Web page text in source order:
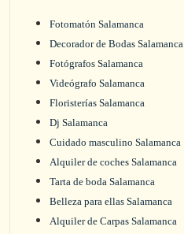
Fotomatón Salamanca
Decorador de Bodas Salamanca
Fotógrafos Salamanca
Videógrafo Salamanca
Floristerías Salamanca
Dj Salamanca
Cuidado masculino Salamanca
Alquiler de coches Salamanca
Tarta de boda Salamanca
Belleza para ellas Salamanca
Alquiler de Carpas Salamanca